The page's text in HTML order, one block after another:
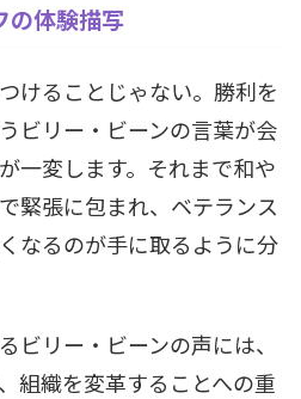
の体験描写
けることじゃない。勝利を
ビリー・ビーンの言葉が会
一変します。それまで和や
緊張に包まれ、ベテランス
なるのが手に取るように分
ビリー・ビーンの声には、
組織を変革することへの重